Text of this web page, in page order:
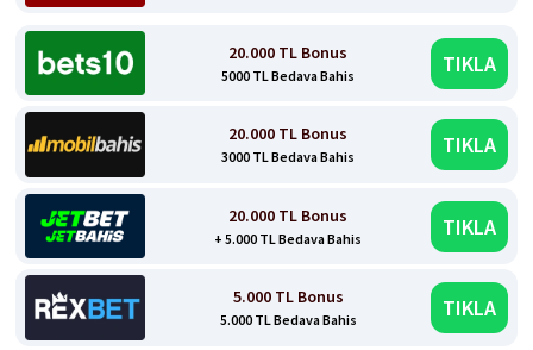
20.000 TL Bonus
5000 TL Bedava Bahis TIKLA
20.000 TL Bonus
3000 TL Bedava Bahis TIKLA
20.000 TL Bonus
+ 5.000 TL Bedava Bahis TIKLA
5.000 TL Bonus
5.000 TL Bedava Bahis TIKLA